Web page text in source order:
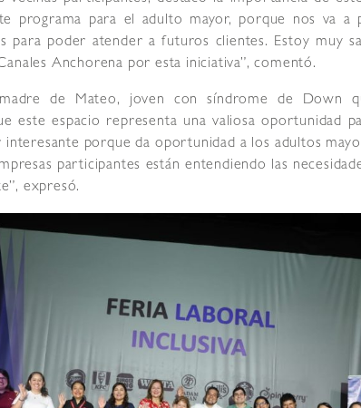
programa para el adulto mayor, porque nos va a
para poder atender a futuros clientes. Estoy muy
Anchorena por esta iniciativa”, comentó.
de Mateo, joven con síndrome de Down
este espacio representa una valiosa oportunidad
interesante porque da oportunidad a los adultos
participantes están entendiendo las
expresó.